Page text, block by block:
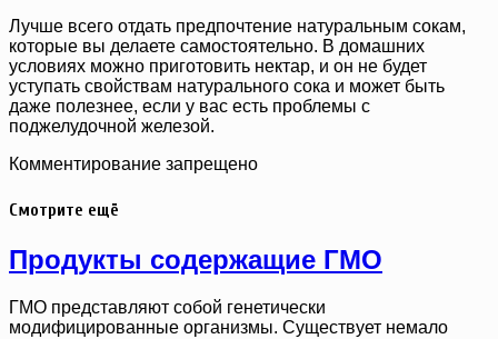
Лучше всего отдать предпочтение натуральным сокам,
которые вы делаете самостоятельно. В домашних
условиях можно приготовить нектар, и он не будет
уступать свойствам натурального сока и может быть
даже полезнее, если у вас есть проблемы с
поджелудочной железой.
Комментирование запрещено
Смотрите ещё
Продукты содержащие ГМО
ГМО представляют собой генетически
модифицированные организмы. Существует немало